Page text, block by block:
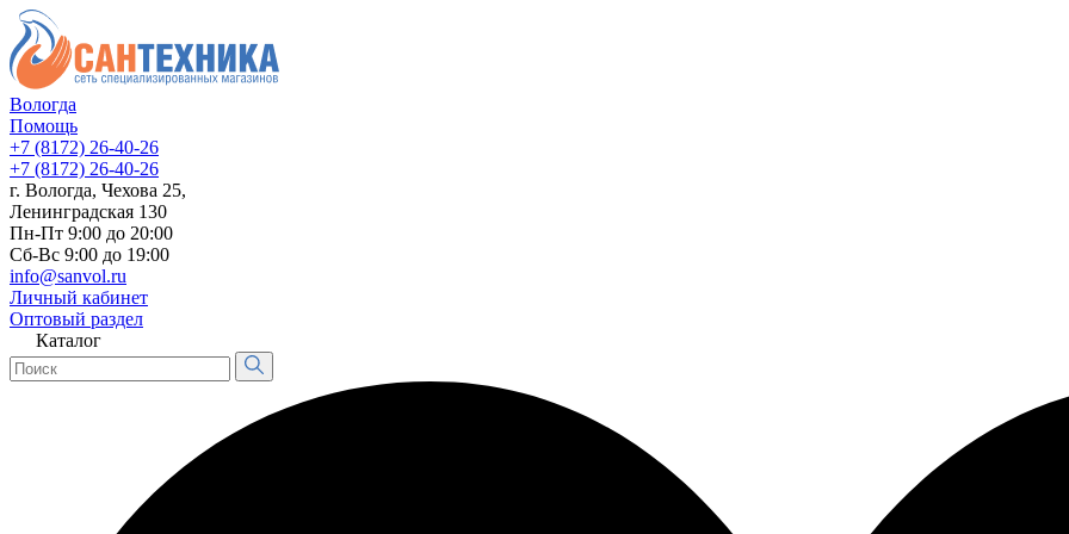
Вологда
Помощь
+7 (8172) 26-40-26
+7 (8172) 26-40-26
г. Вологда, Чехова 25,
Ленинградская 130
Пн-Пт 9:00 до 20:00
Сб-Вс 9:00 до 19:00
info@sanvol.ru
Личный кабинет
Оптовый раздел
Каталог